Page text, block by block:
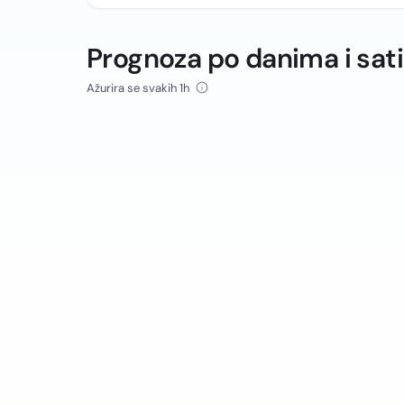
Prognoza po danima i
Ažurira se svakih 1h